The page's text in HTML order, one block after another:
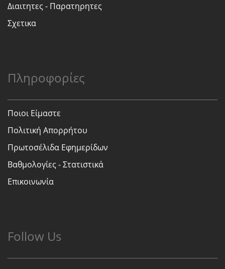
Διαιτητες - Παρατηρητες
Σχετικα
Πληροφορίες
Ποιοι Είμαστε
Πολιτική Απορρήτου
Πρωτοσέλιδα Εφημερίδων
Βαθμολογίες - Στατιστικά
Επικοινωνία
Follow Us